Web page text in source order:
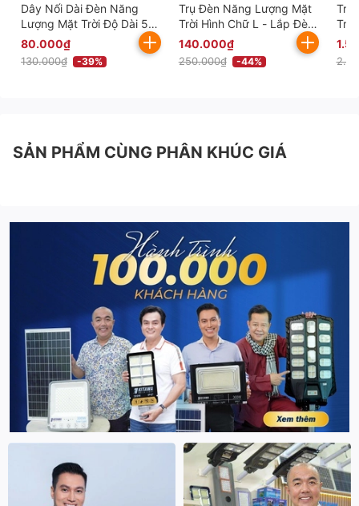
Dây Nối Dài Đèn Năng
Lượng Mặt Trời Độ Dài 5m
(2x0,75mm²) DN5M-0,75
80.000₫
130.000₫ -39%
Trụ Đèn Năng Lượng Mặt
Trời Hình Chữ L - Lắp Đèn
Năng Lượng Mặt Trời Đĩa
Bay UFO
140.000₫
250.000₫ -44%
Trụ
Đèn
SẢN PHẨM CÙNG PHÂN KHÚC GIÁ